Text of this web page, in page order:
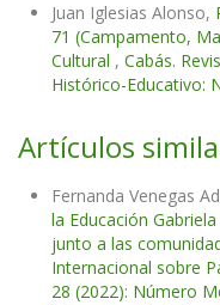
Juan Iglesias Alonso,
71 (Campamento,
Cultural , Cabás.
Histórico-Educativo:
Artículos
Fernanda Venegas
la Educación
junto a las
Internacional sobre
28 (2022): Número